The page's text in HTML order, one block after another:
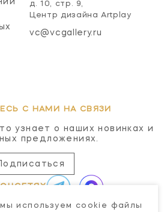
д. 10, стр. 9,
Центр дизайна Artplay
vc@vcgallery.ru
С НАМИ НА СВЯЗИ
узнает о наших новинках и
предложениях.
используем cookie файлы